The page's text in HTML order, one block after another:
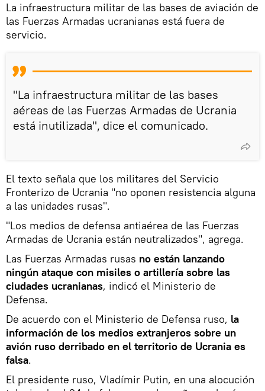
La infraestructura militar de las bases de aviación de
las Fuerzas Armadas ucranianas está fuera de
servicio.
"La infraestructura militar de las bases
aéreas de las Fuerzas Armadas de Ucrania
está inutilizada", dice el comunicado.
El texto señala que los militares del Servicio
Fronterizo de Ucrania "no oponen resistencia alguna
a las unidades rusas".
"Los medios de defensa antiaérea de las Fuerzas
Armadas de Ucrania están neutralizados", agrega.
Las Fuerzas Armadas rusas no están lanzando
ningún ataque con misiles o artillería sobre las
ciudades ucranianas, indicó el Ministerio de
Defensa.
De acuerdo con el Ministerio de Defensa ruso, la
información de los medios extranjeros sobre un
avión ruso derribado en el territorio de Ucrania es
falsa.
El presidente ruso, Vladímir Putin, en una alocución